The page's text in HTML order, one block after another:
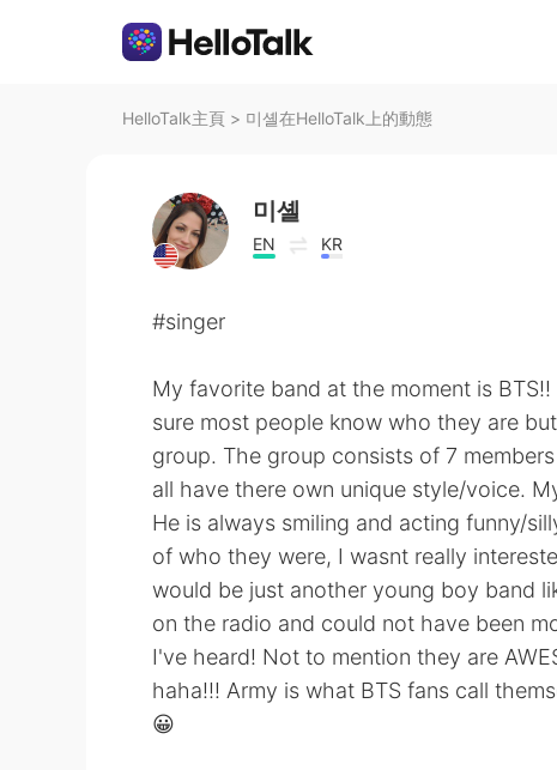
HelloTalk主頁 > 미셸在HelloTalk上的動態
미셸
EN KR
#singer
My favorite band at the moment is
sure most people know who they are
group. The group consists of 7
all have there own unique style/voice.
He is always smiling and acting funny/
of who they were, I wasnt really
would be just another young boy band
on the radio and could not have been
I've heard! Not to mention they are
haha!!! Army is what BTS fans call
😀